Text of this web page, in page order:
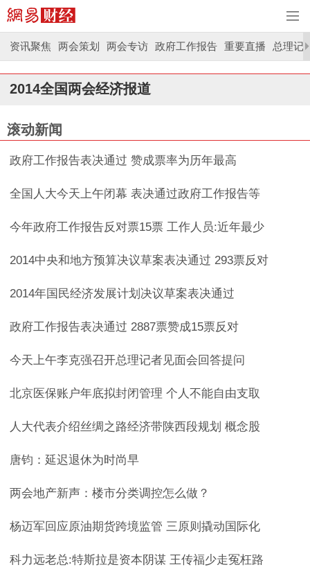
资讯聚焦 两会策划 两会专访 政府工作报告 重要直播 总理记
2014全国两会经济报道
滚动新闻
政府工作报告表决通过 赞成票率为历年最高
全国人大今天上午闭幕 表决通过政府工作报告等
今年政府工作报告反对票15票 工作人员:近年最少
2014中央和地方预算决议草案表决通过 293票反对
2014年国民经济发展计划决议草案表决通过
政府工作报告表决通过 2887票赞成15票反对
今天上午李克强召开总理记者见面会回答提问
北京医保账户年底拟封闭管理 个人不能自由支取
人大代表介绍丝绸之路经济带陕西段规划 概念股
唐钧：延迟退休为时尚早
两会地产新声：楼市分类调控怎么做？
杨迈军回应原油期货跨境监管 三原则撬动国际化
科力远老总:特斯拉是资本阴谋 王传福少走冤枉路